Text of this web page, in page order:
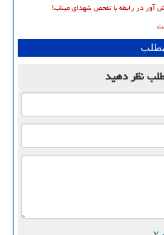
آور در رابطه با تفحص شهدای میناب!
مطلب
نظر دهید